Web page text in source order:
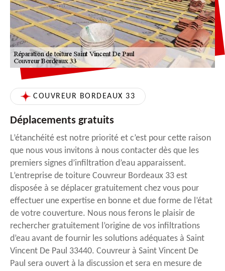
COUVREUR BORDEAUX 33
Déplacements gratuits
L’étanchéité est notre priorité et c’est pour cette raison
que nous vous invitons à nous contacter dès que les
premiers signes d’infiltration d’eau apparaissent.
L’entreprise de toiture Couvreur Bordeaux 33 est
disposée à se déplacer gratuitement chez vous pour
effectuer une expertise en bonne et due forme de l’état
de votre couverture. Nous nous ferons le plaisir de
rechercher gratuitement l’origine de vos infiltrations
d’eau avant de fournir les solutions adéquates à Saint
Vincent De Paul 33440. Couvreur à Saint Vincent De
Paul sera ouvert à la discussion et sera en mesure de